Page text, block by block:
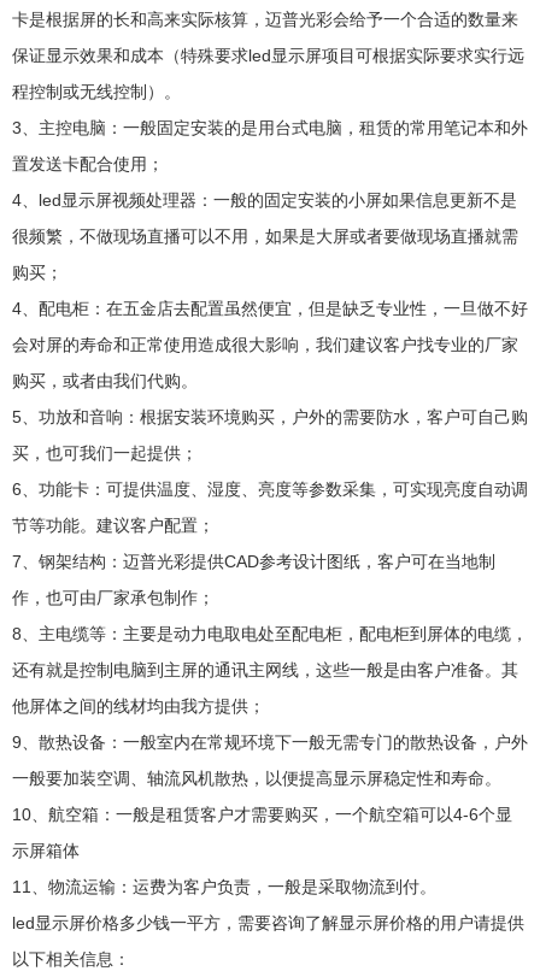
卡是根据屏的长和高来实际核算，迈普光彩会给予一个合适的数量来
保证显示效果和成本（特殊要求led显示屏项目可根据实际要求实行远
程控制或无线控制）。
3、主控电脑：一般固定安装的是用台式电脑，租赁的常用笔记本和外
置发送卡配合使用；
4、led显示屏视频处理器：一般的固定安装的小屏如果信息更新不是
很频繁，不做现场直播可以不用，如果是大屏或者要做现场直播就需
购买；
4、配电柜：在五金店去配置虽然便宜，但是缺乏专业性，一旦做不好
会对屏的寿命和正常使用造成很大影响，我们建议客户找专业的厂家
购买，或者由我们代购。
5、功放和音响：根据安装环境购买，户外的需要防水，客户可自己购
买，也可我们一起提供；
6、功能卡：可提供温度、湿度、亮度等参数采集，可实现亮度自动调
节等功能。建议客户配置；
7、钢架结构：迈普光彩提供CAD参考设计图纸，客户可在当地制
作，也可由厂家承包制作；
8、主电缆等：主要是动力电取电处至配电柜，配电柜到屏体的电缆，
还有就是控制电脑到主屏的通讯主网线，这些一般是由客户准备。其
他屏体之间的线材均由我方提供；
9、散热设备：一般室内在常规环境下一般无需专门的散热设备，户外
一般要加装空调、轴流风机散热，以便提高显示屏稳定性和寿命。
10、航空箱：一般是租赁客户才需要购买，一个航空箱可以4-6个显
示屏箱体
11、物流运输：运费为客户负责，一般是采取物流到付。
led显示屏价格多少钱一平方，需要咨询了解显示屏价格的用户请提供
以下相关信息：